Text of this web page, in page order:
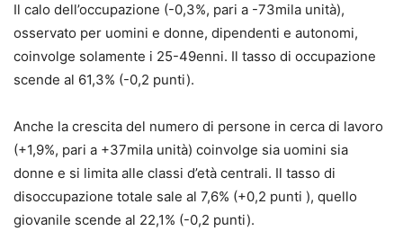
Il calo dell’occupazione (-0,3%, pari a -73mila unità),
osservato per uomini e donne, dipendenti e autonomi,
coinvolge solamente i 25-49enni. Il tasso di occupazione
scende al 61,3% (-0,2 punti).
Anche la crescita del numero di persone in cerca di lavoro
(+1,9%, pari a +37mila unità) coinvolge sia uomini sia
donne e si limita alle classi d’età centrali. Il tasso di
disoccupazione totale sale al 7,6% (+0,2 punti ), quello
giovanile scende al 22,1% (-0,2 punti).